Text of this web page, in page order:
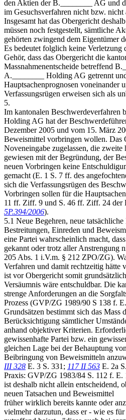
den Aktien der B.________ AG und
im Gesuchsverfahren nicht bzw. nicht
Insgesamt hat das Obergericht
müssen noch festgestellt, sämtliche
gehörten zwingend dem Eigentümer
Es bedeutet folglich keine Verletzung
Gehör, dass das Obergericht die
Massnahmenentscheide betreffend
A.________ Holding AG getrennt
Hauptsachenprognosen voneinander
Verfassungsrügen erweisen sich als
5.
Im kantonalen Beschwerdeverfahren
Holding AG hat der
Dezember 2005 und vom 15. März
Beweismittel vorbringen wollen. Das
Noveneingabe zugelassen, die zweite
gewiesen mit der Begründung, der
neuen Vorbringen keine
gemacht (E. 1 S. 7 ff. des
sich die Verfassungsrügen des
Vorbringen sollen für die
11 ff. Ziff. 9 und S. 46 ff. Ziff. 24 der
5P.394/2006).
5.1 Neue Begehren, neue
Bestreitungen, Einreden und
eine Partei wahrscheinlich macht,
gekannt oder trotz aller Anstrengung
205 Abs. 1 i.V.m. § 212 ZPO/ZG).
Verfahren und damit rechtzeitig hätte
ist vor Obergericht somit
Versäumnis wäre entschuldbar. Die
strenge Anforderungen an die
Prozess (GVP/ZG 1989/90 S 138 f.
Grundsätzen bestimmt sich das Mass
Berücksichtigung sämtlicher
anhand objektiver Kriterien.
gewissenhafte Partei bzw. ein
gleichen Lage bei der Behauptung
Beibringung von Beweismitteln
III 328 E. 3 S. 331; 117 II 563 E. 2a
Praxis: GVP/ZG 1983/84 S. 112 f. E.
ist deshalb nicht allein entscheidend,
neuen Tatsachen und Beweismittel
früher wirklich bereits kannte oder
vielmehr darzutun, dass er - wie es